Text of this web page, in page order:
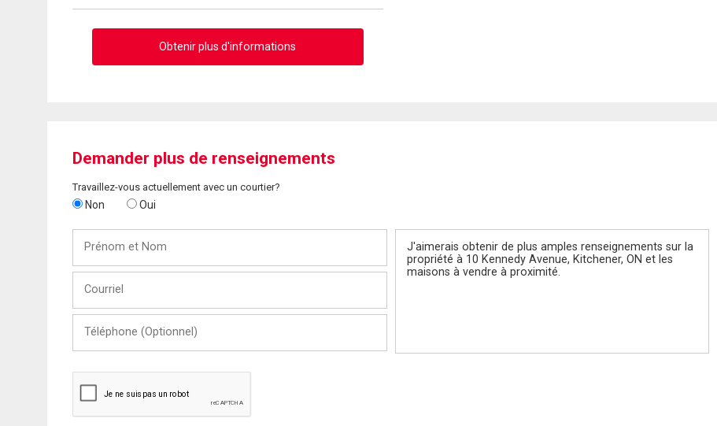
Obtenir plus d'informations
Demander plus de renseignements
Travaillez-vous actuellement avec un courtier?
Non Oui
Nom
(Optionnel)